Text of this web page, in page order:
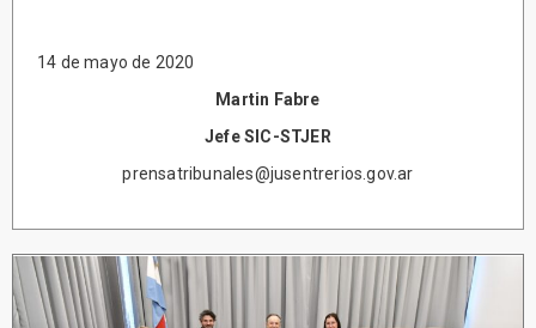
14 de mayo de 2020
Martin Fabre
Jefe SIC-STJER
prensatribunales@jusentrerios.gov.ar